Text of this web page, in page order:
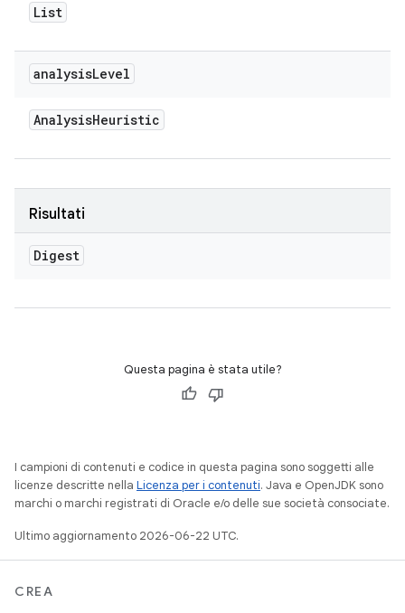
List
analysisLevel
AnalysisHeuristic
Risultati
Digest
Questa pagina è stata utile?
I campioni di contenuti e codice in questa pagina sono soggetti alle
licenze descritte nella Licenza per i contenuti. Java e OpenJDK sono
marchi o marchi registrati di Oracle e/o delle sue società consociate.
Ultimo aggiornamento 2026-06-22 UTC.
CREA